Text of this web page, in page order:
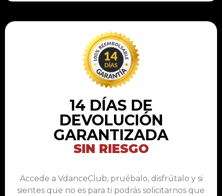
14 DÍAS DE
DEVOLUCIÓN
GARANTIZADA
SIN RIESGO
Accede a VdanceClub, pruébalo, disfrútalo y si
sientes que no es para ti podrás solicitarnos que